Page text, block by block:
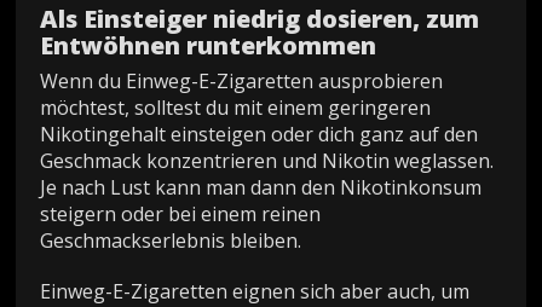
Als Einsteiger niedrig dosieren, zum
Entwöhnen runterkommen
Wenn du Einweg-E-Zigaretten ausprobieren
möchtest, solltest du mit einem geringeren
Nikotingehalt einsteigen oder dich ganz auf den
Geschmack konzentrieren und Nikotin weglassen.
Je nach Lust kann man dann den Nikotinkonsum
steigern oder bei einem reinen
Geschmackserlebnis bleiben.
Einweg-E-Zigaretten eignen sich aber auch, um